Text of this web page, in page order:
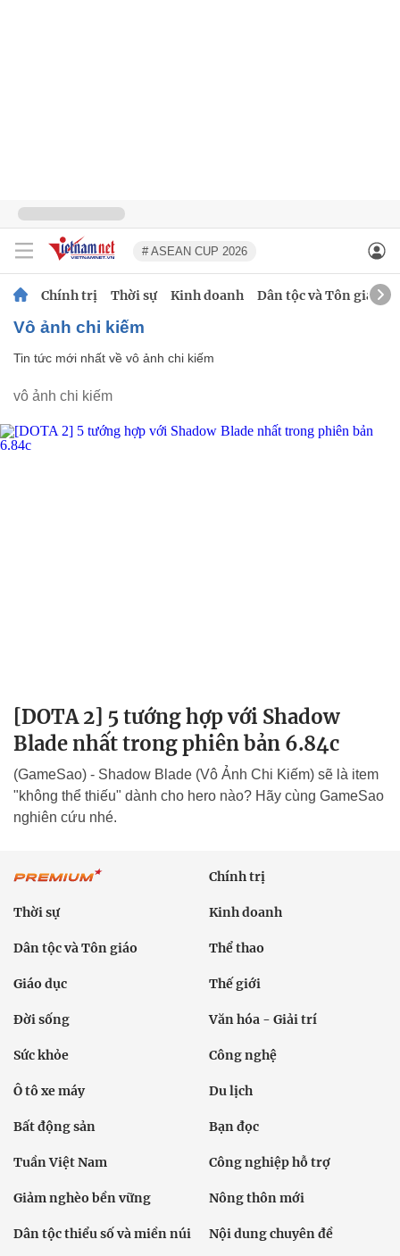
# ASEAN CUP 2026
Chính trị Thời sự Kinh doanh Dân tộc và Tôn giáo
vô ảnh chi kiếm
Tin tức mới nhất về vô ảnh chi kiếm
vô ảnh chi kiếm
[DOTA 2] 5 tướng hợp với Shadow
Blade nhất trong phiên bản 6.84c
(GameSao) - Shadow Blade (Vô Ảnh Chi Kiếm) sẽ là item
"không thể thiếu" dành cho hero nào? Hãy cùng GameSao
nghiên cứu nhé.
Chính trị
Thời sự Kinh doanh
Dân tộc và Tôn giáo Thể thao
Giáo dục Thế giới
Đời sống Văn hóa - Giải trí
Sức khỏe Công nghệ
Ô tô xe máy Du lịch
Bất động sản Bạn đọc
Tuần Việt Nam Công nghiệp hỗ trợ
Giảm nghèo bền vững Nông thôn mới
Dân tộc thiểu số và miền núi Nội dung chuyên đề